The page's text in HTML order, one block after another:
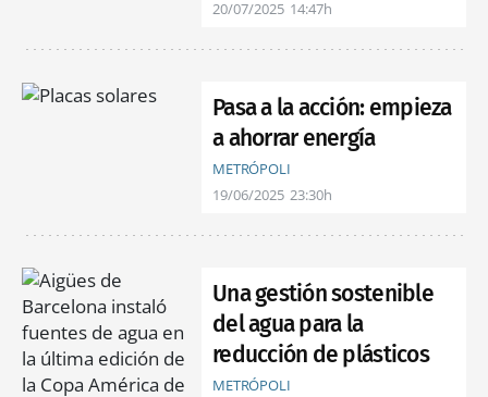
20/07/2025 14:47h
Pasa a la acción: empieza
a ahorrar energía
METRÓPOLI
19/06/2025 23:30h
Una gestión sostenible
del agua para la
reducción de plásticos
METRÓPOLI